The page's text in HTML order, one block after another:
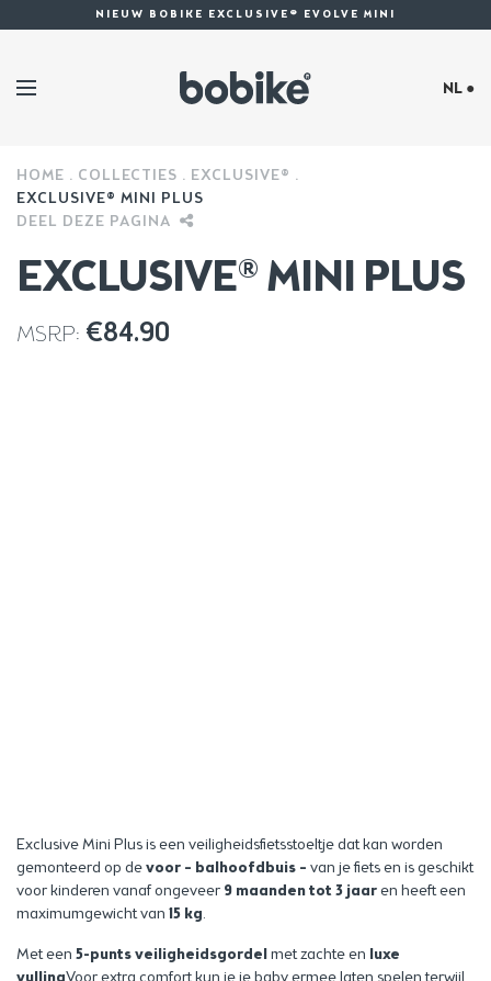
NIEUW BOBIKE EXCLUSIVE® EVOLVE MINI
NL ●
HOME COLLECTIES
EXCLUSIVE®
EXCLUSIVE® MINI PLUS
DEEL DEZE PAGINA
EXCLUSIVE® MINI PLUS
MSRP: €84.90
Exclusive Mini Plus is een veiligheidsfietsstoeltje dat kan worden
gemonteerd op devoor – balhoofdbuis – van je fiets en is geschikt
voor kinderen vanaf ongeveer 9 maanden tot 3 jaaren heeft een
maximumgewicht van 15 kg.
Met een 5-punts veiligheidsgordelmet zachte en luxe
vullingVoor extra comfort kun je je baby ermee laten spelen terwijl